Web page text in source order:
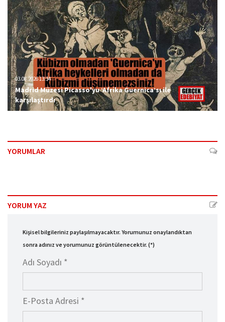
03.08.2026 13:34
Madrid Müzesi Picasso'yu ‘Afrika Guernica’sı ile
karşılaştırdı
YORUMLAR
YORUM YAZ
Kişisel bilgileriniz paylaşılmayacaktır. Yorumunuz onaylandıktan
sonra adınız ve yorumunuz görüntülenecektir. (*)
Adı Soyadı *
E-Posta Adresi *